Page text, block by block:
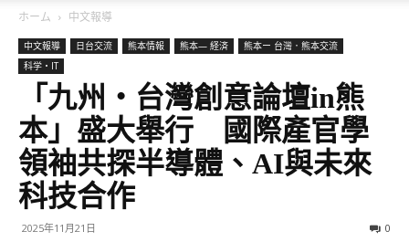
ホーム 中文報導
中文報導 日台交流 熊本情報 熊本— 経済
熊本ー 台灣．熊本交流
科学・IT
「九州・台灣創意論壇in熊
本」盛大舉行 國際產官學
領袖共探半導體、AI與未來
科技合作
2025年11月21日 0